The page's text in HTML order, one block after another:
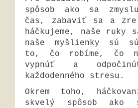
spôsob ako sa
čas, zabaviť sa a
háčkujeme, naše ruky
naše myšlienky sú
to, čo robíme, čo
vypnúť a
každodenného stresu.
Okrem toho,
skvelý spôsob